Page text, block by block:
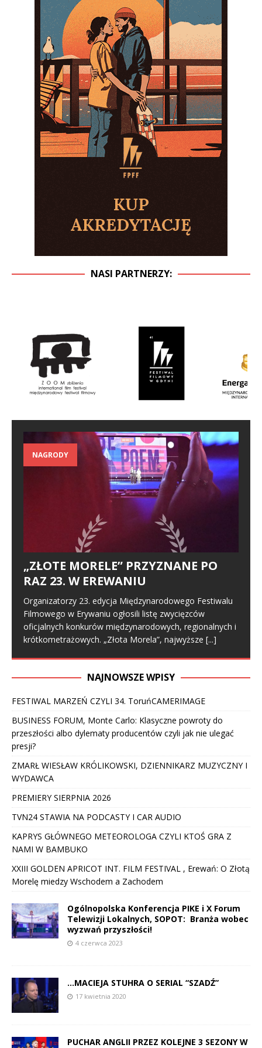
NASI PARTNERZY:
NAGRODY
„ZŁOTE MORELE” PRZYZNANE PO
RAZ 23. W EREWANIU
Organizatorzy 23. edycja Międzynarodowego Festiwalu
Filmowego w Erywaniu ogłosili listę zwycięzców
oficjalnych konkurów międzynarodowych, regionalnych i
krótkometrażowych. „Złota Morela”, najwyższe [...]
NAJNOWSZE WPISY
FESTIWAL MARZEŃ CZYLI 34. ToruńCAMERIMAGE
BUSINESS FORUM, Monte Carlo: Klasyczne powroty do
przeszłości albo dylematy producentów czyli jak nie ulegać
presji?
ZMARŁ WIESŁAW KRÓLIKOWSKI, DZIENNIKARZ MUZYCZNY I
WYDAWCA
PREMIERY SIERPNIA 2026
TVN24 STAWIA NA PODCASTY I CAR AUDIO
KAPRYS GŁÓWNEGO METEOROLOGA CZYLI KTOŚ GRA Z
NAMI W BAMBUKO
XXIII GOLDEN APRICOT INT. FILM FESTIVAL , Erewań: O Złotą
Morelę miedzy Wschodem a Zachodem
Ogólnopolska Konferencja PIKE i X Forum
Telewizji Lokalnych, SOPOT: Branża wobec
wyzwań przyszłości!
4 czerwca 2023
…MACIEJA STUHRA O SERIAL “SZADŹ”
17 kwietnia 2020
PUCHAR ANGLII PRZEZ KOLEJNE 3 SEZONY W